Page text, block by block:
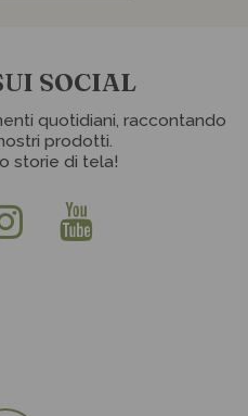
SOCIAL
quotidiani, raccontando
prodotti.
storie di tela!